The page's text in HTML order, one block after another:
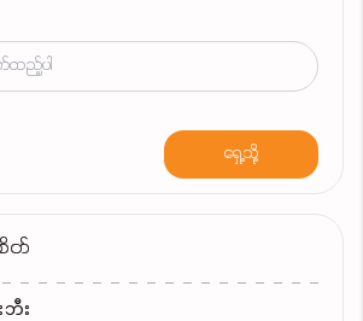
ရှေ့သို့
တ်
ဘီး